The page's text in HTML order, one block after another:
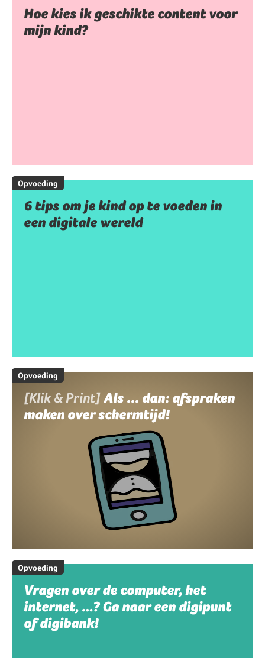
Hoe kies ik geschikte content voor
mijn kind?
Opvoeding
6 tips om je kind op te voeden in
een digitale wereld
Opvoeding
[Klik & Print]Als ... dan: afspraken
maken over schermtijd!
Opvoeding
Vragen over de computer, het
internet, …? Ga naar een digipunt
of digibank!